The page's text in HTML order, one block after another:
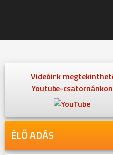
Videóink
Youtube-
ÉLŐ ADÁS